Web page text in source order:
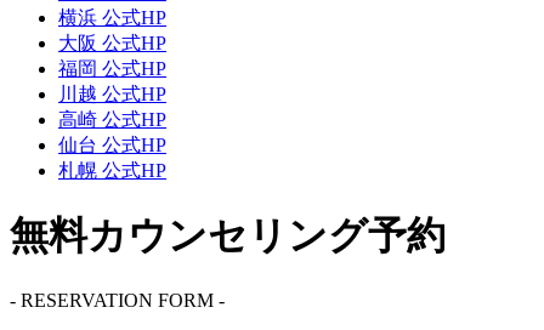
横浜 公式HP
大阪 公式HP
福岡 公式HP
川越 公式HP
高崎 公式HP
仙台 公式HP
札幌 公式HP
無料カウンセリング予約
- RESERVATION FORM -